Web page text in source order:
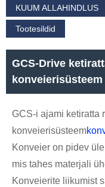
KUUM ALLAHINDLUS
Tootesildid
GCS-Drive
konveierisüsteem
GCS-i ajami ketiratta
konveierisüsteem
Konveier on pidev
mis tahes materjali
Konveierite liikumist